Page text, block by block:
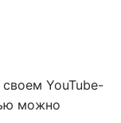
своем YouTube-
можно